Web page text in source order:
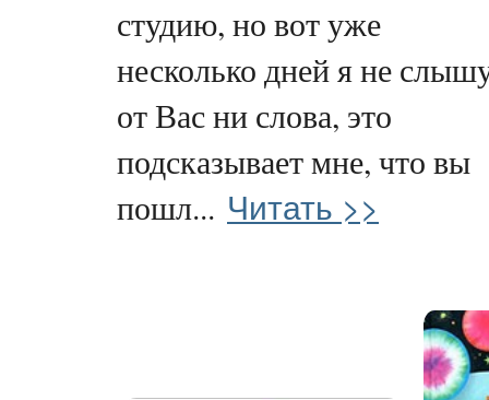
студию, но вот уже
несколько дней я не
от Вас ни слова, это
подсказывает мне, что вы
пошл... Читать >>